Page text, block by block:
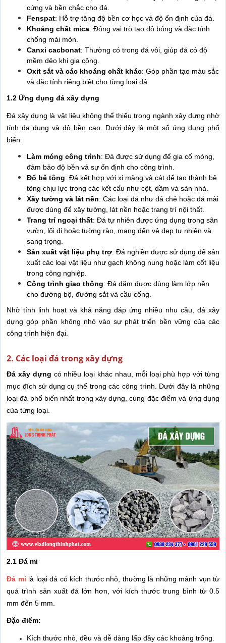
cứng và bền chắc cho đá.
Fenspat: Hỗ trợ tăng độ bền cơ học và độ ổn định của đá.
Khoáng chất mica: Đóng vai trò tạo độ bóng và đặc tính
chống mài mòn.
Canxi cacbonat: Thường có trong đá vôi, giúp đá có độ
mềm dẻo khi gia công.
Oxit sắt và các khoáng chất khác: Góp phần tạo màu sắc
và đặc tính riêng biệt cho từng loại đá.
1.2 Ứng dụng đá xây dựng
Đá xây dựng là vật liệu không thể thiếu trong ngành xây dựng nhờ
tính đa dụng và độ bền cao. Dưới đây là một số ứng dụng phổ
biến:
Làm móng công trình: Đá được sử dụng để gia cố móng,
đảm bảo độ bền và sự ổn định cho công trình.
Đổ bê tông: Đá kết hợp với xi măng và cát để tạo thành bê
tông chịu lực trong các kết cấu như cột, dầm và sàn nhà.
Xây tường và lát nền: Các loại đá như đá chẻ hoặc đá mài
được dùng để xây tường, lát nền hoặc trang trí nội thất.
Trang trí ngoại thất: Đá tự nhiên được ứng dụng trong sân
vườn, lối đi hoặc tường rào, mang đến vẻ đẹp tự nhiên và
sang trọng.
Sản xuất vật liệu phụ trợ: Đá nghiền được sử dụng để sản
xuất các loại vật liệu như gạch không nung hoặc làm cốt liệu
trong công nghiệp.
Công trình giao thông: Đá dăm được dùng làm lớp nền
cho đường bộ, đường sắt và cầu cống.
Nhờ tính linh hoạt và khả năng đáp ứng nhiều nhu cầu, đá xây
dựng góp phần không nhỏ vào sự phát triển bền vững của các
công trình hiện đại.
2. Các loại đá trong xây dựng
Đá xây dựng có nhiều loại khác nhau, mỗi loại phù hợp với từng
mục đích sử dụng cụ thể trong các công trình. Dưới đây là những
loại đá phổ biến nhất trong xây dựng, cùng đặc điểm và ứng dụng
của từng loại.
2.1 Đá mi
Đá mi là loại đá có kích thước nhỏ, thường là những mảnh vụn từ
quá trình sản xuất đá lớn hơn, với kích thước trung bình từ 0.5
mm đến 5 mm.
Đặc điểm:
Kích thước nhỏ, đều và dễ dàng lấp đầy các khoảng trống.